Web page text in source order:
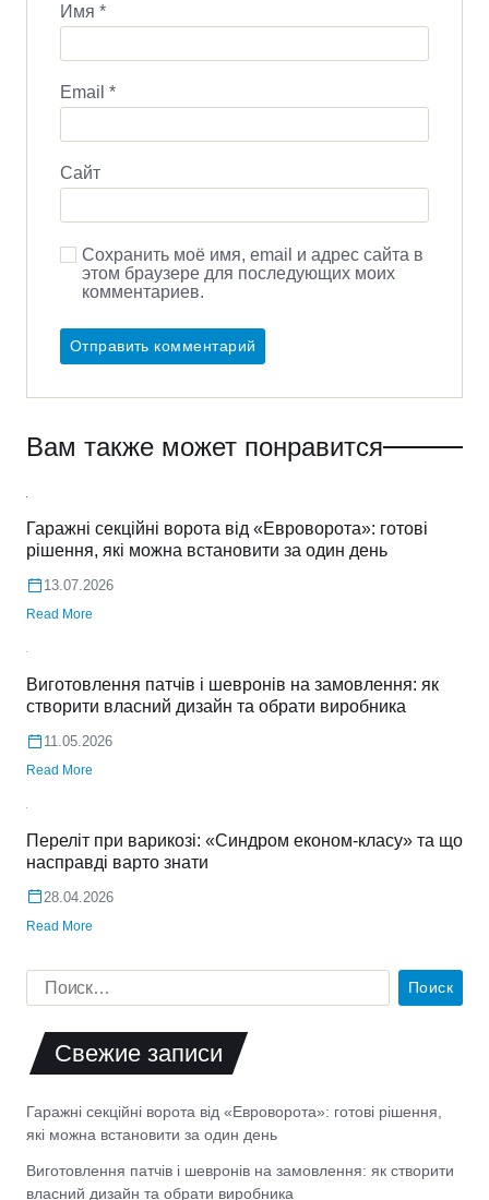
Имя *
Email *
Сайт
Сохранить моё имя, email и адрес сайта в
этом браузере для последующих моих
комментариев.
Вам также может понравится
Гаражні секційні ворота від «Евроворота»: готові
рішення, які можна встановити за один день
13.07.2026
Read More
Виготовлення патчів і шевронів на замовлення: як
створити власний дизайн та обрати виробника
11.05.2026
Read More
Переліт при варикозі: «Синдром економ-класу» та що
насправді варто знати
28.04.2026
Read More
Свежие записи
Гаражні секційні ворота від «Евроворота»: готові рішення,
які можна встановити за один день
Виготовлення патчів і шевронів на замовлення: як створити
власний дизайн та обрати виробника